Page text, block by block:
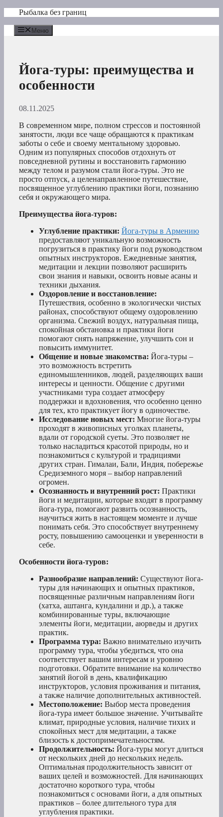
Перейти
содержимому
Рыбалка без границ
Меню
Йога-туры: преимущества и
особенности
08.11.2025
В современном мире, полном стрессов и постоянной
занятости, люди все чаще обращаются к практикам
заботы о себе и своему ментальному здоровью.
Одним из популярных способов отдохнуть от
повседневной рутины и восстановить гармонию
между телом и разумом стали йога-туры. Это не
просто отпуск, а целенаправленное путешествие,
посвященное углублению практики йоги, познанию
себя и окружающего мира.
Преимущества йога-туров:
Углубление практики: Йога-туры в Армению
предоставляют уникальную возможность
погрузиться в практику йоги под руководством
опытных инструкторов. Ежедневные занятия,
медитации и лекции позволяют расширить
свои знания и навыки, освоить новые асаны и
техники дыхания.
Оздоровление и восстановление:
Путешествия, особенно в экологически чистых
районах, способствуют общему оздоровлению
организма. Свежий воздух, натуральная пища,
спокойная обстановка и практики йоги
помогают снять напряжение, улучшить сон и
повысить иммунитет.
Общение и новые знакомства: Йога-туры –
это возможность встретить
единомышленников, людей, разделяющих ваши
интересы и ценности. Общение с другими
участниками тура создает атмосферу
поддержки и вдохновения, что особенно ценно
для тех, кто практикует йогу в одиночестве.
Исследование новых мест: Многие йога-туры
проходят в живописных уголках планеты,
вдали от городской суеты. Это позволяет не
только насладиться красотой природы, но и
познакомиться с культурой и традициями
других стран. Гималаи, Бали, Индия, побережье
Средиземного моря – выбор направлений
огромен.
Осознанность и внутренний рост: Практики
йоги и медитации, которые входят в программу
йога-тура, помогают развить осознанность,
научиться жить в настоящем моменте и лучше
понимать себя. Это способствует внутреннему
росту, повышению самооценки и уверенности в
себе.
Особенности йога-туров:
Разнообразие направлений: Существуют йога-
туры для начинающих и опытных практиков,
посвященные различным направлениям йоги
(хатха, аштанга, кундалини и др.), а также
комбинированные туры, включающие
элементы йоги, медитации, аюрведы и других
практик.
Программа тура: Важно внимательно изучить
программу тура, чтобы убедиться, что она
соответствует вашим интересам и уровню
подготовки. Обратите внимание на количество
занятий йогой в день, квалификацию
инструкторов, условия проживания и питания,
а также наличие дополнительных активностей.
Местоположение: Выбор места проведения
йога-тура имеет большое значение. Учитывайте
климат, природные условия, наличие тихих и
спокойных мест для медитации, а также
близость к достопримечательностям.
Продолжительность: Йога-туры могут длиться
от нескольких дней до нескольких недель.
Оптимальная продолжительность зависит от
ваших целей и возможностей. Для начинающих
достаточно короткого тура, чтобы
познакомиться с основами йоги, а для опытных
практиков – более длительного тура для
углубления практики.